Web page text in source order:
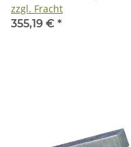
zzgl. Fracht
355,19 € *